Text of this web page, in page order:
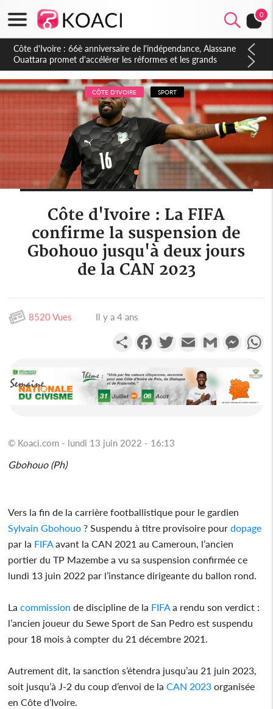
0
Côte d'Ivoire : À Abidjan, Amadou Oury Bah admire le modèle
ivoirien et veut s'en inspirer pour accélérer le développement
de la Guinée
CÔTE D'IVOIRE SPORT
Côte d'Ivoire : La FIFA
confirme la suspension de
Gbohouo jusqu'à deux jours
de la CAN 2023
8520 Vues Il y a 4 ans
PartagerFacebookTwitterEmail Gmail
© Koaci.com - lundi 13 juin 2022 - 16:13
Gbohouo (Ph)
Vers la fin de la carrière footballistique pour le gardien
Sylvain Gbohouo ? Suspendu à titre provisoire pourdopage
par la FIFAavant la CAN 2021 au Cameroun, l’ancien
portier du TP Mazembe a vu sa suspension confirmée ce
lundi 13 juin 2022 par l’instance dirigeante du ballon rond.
Lacommission de discipline de la FIFAa rendu son verdict :
l’ancien joueur du Sewe Sport de San Pedro est suspendu
pour 18 mois à compter du 21 décembre 2021.
Autrement dit, la sanction s’étendra jusqu’au 21 juin 2023,
soit jusqu’à J-2 du coup d’envoi de laCAN 2023 organisée
en Côte d’Ivoire.